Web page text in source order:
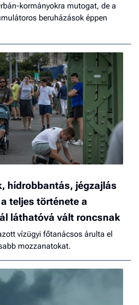
kormányokra mutogat, de a
beruházások éppen
hídrobbantás, jégzajlás
teljes története a
láthatóvá vált roncsnak
vízügyi főtanácsos árulta el
mozzanatokat.